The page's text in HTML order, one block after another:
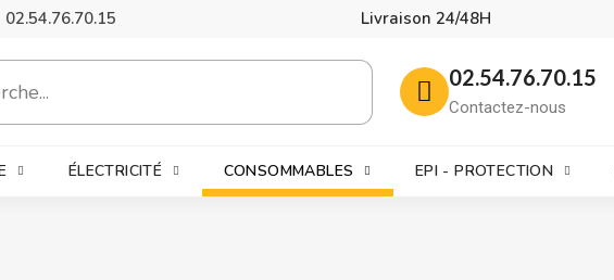
02.54.76.70.15 Livraison 24/48H
02.54.76.70.15
Contactez-nous
ÉLECTRICITÉ CONSOMMABLES EPI - PROTECTION